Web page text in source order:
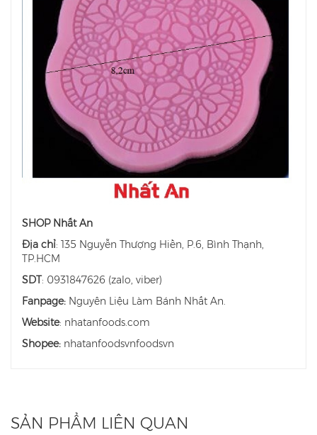
SHOP Nhất An
Địa chỉ: 135 Nguyễn Thượng Hiền, P.6, Bình Thạnh,
TP.HCM
SDT: 0931847626 (zalo, viber)
Fanpage: Nguyên Liệu Làm Bánh Nhất An.
Website: nhatanfoods.com
Shopee: nhatanfoodsvnfoodsvn
SẢN PHẨM LIÊN QUAN